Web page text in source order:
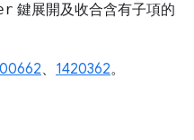
鍵展開及收合含有子項的
、 1420362。